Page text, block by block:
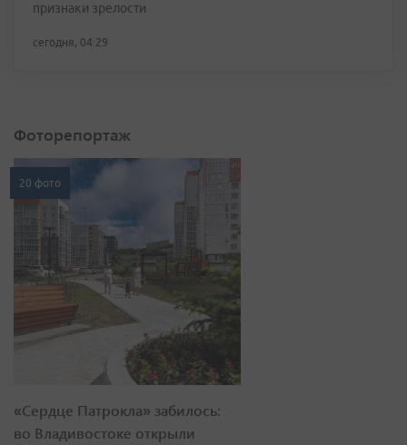
признаки зрелости
сегодня, 04:29
Фоторепортаж
20 фото
«Сердце Патрокла» забилось:
во Владивостоке открыли